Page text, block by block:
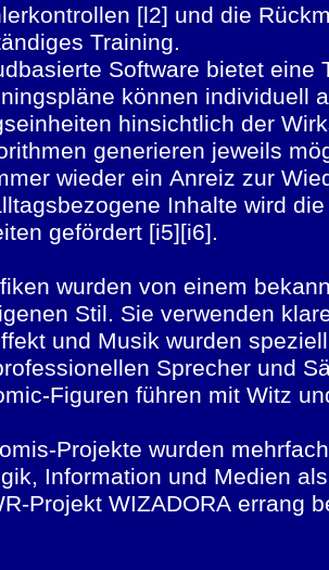
[l2] und die
Training.
Software bietet eine
können individuell
hinsichtlich der
generieren jeweils
wieder ein Anreiz zur
Inhalte wird
gefördert [i5][i6].
wurden von einem
Stil. Sie verwenden
und Musik wurden
Sprecher und
Figuren führen mit Witz
Projekte wurden
Information und Medien
Projekt WIZADORA errang